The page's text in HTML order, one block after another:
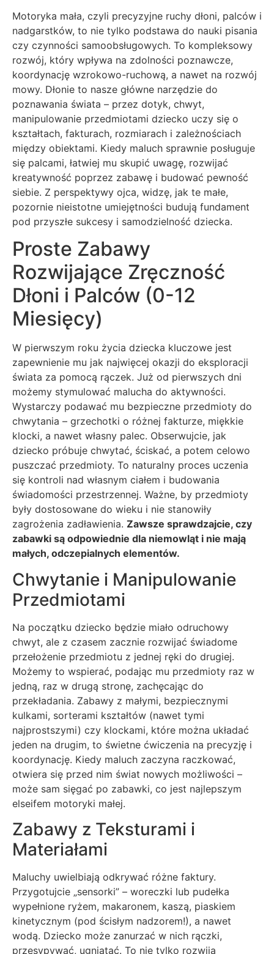
Motoryka mała, czyli precyzyjne ruchy dłoni, palców i
nadgarstków, to nie tylko podstawa do nauki pisania
czy czynności samoobsługowych. To kompleksowy
rozwój, który wpływa na zdolności poznawcze,
koordynację wzrokowo-ruchową, a nawet na rozwój
mowy. Dłonie to nasze główne narzędzie do
poznawania świata – przez dotyk, chwyt,
manipulowanie przedmiotami dziecko uczy się o
kształtach, fakturach, rozmiarach i zależnościach
między obiektami. Kiedy maluch sprawnie posługuje
się palcami, łatwiej mu skupić uwagę, rozwijać
kreatywność poprzez zabawę i budować pewność
siebie. Z perspektywy ojca, widzę, jak te małe,
pozornie nieistotne umiejętności budują fundament
pod przyszłe sukcesy i samodzielność dziecka.
Proste Zabawy
Rozwijające Zręczność
Dłoni i Palców (0-12
Miesięcy)
W pierwszym roku życia dziecka kluczowe jest
zapewnienie mu jak najwięcej okazji do eksploracji
świata za pomocą rączek. Już od pierwszych dni
możemy stymulować malucha do aktywności.
Wystarczy podawać mu bezpieczne przedmioty do
chwytania – grzechotki o różnej fakturze, miękkie
klocki, a nawet własny palec. Obserwujcie, jak
dziecko próbuje chwytać, ściskać, a potem celowo
puszczać przedmioty. To naturalny proces uczenia
się kontroli nad własnym ciałem i budowania
świadomości przestrzennej. Ważne, by przedmioty
były dostosowane do wieku i nie stanowiły
zagrożenia zadławienia. Zawsze sprawdzajcie, czy
zabawki są odpowiednie dla niemowląt i nie mają
małych, odczepialnych elementów.
Chwytanie i Manipulowanie
Przedmiotami
Na początku dziecko będzie miało odruchowy
chwyt, ale z czasem zacznie rozwijać świadome
przełożenie przedmiotu z jednej ręki do drugiej.
Możemy to wspierać, podając mu przedmioty raz w
jedną, raz w drugą stronę, zachęcając do
przekładania. Zabawy z małymi, bezpiecznymi
kulkami, sorterami kształtów (nawet tymi
najprostszymi) czy klockami, które można układać
jeden na drugim, to świetne ćwiczenia na precyzję i
koordynację. Kiedy maluch zaczyna raczkować,
otwiera się przed nim świat nowych możliwości –
może sam sięgać po zabawki, co jest najlepszym
elseifem motoryki małej.
Zabawy z Teksturami i
Materiałami
Maluchy uwielbiają odkrywać różne faktury.
Przygotujcie „sensorki” – woreczki lub pudełka
wypełnione ryżem, makaronem, kaszą, piaskiem
kinetycznym (pod ścisłym nadzorem!), a nawet
wodą. Dziecko może zanurzać w nich rączki,
przesypywać, ugniatać. To nie tylko rozwija